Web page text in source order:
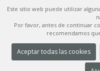
Este sitio web puede utilizar
Por favor, antes de continuar
recomendamos
Aceptar todas las cookies